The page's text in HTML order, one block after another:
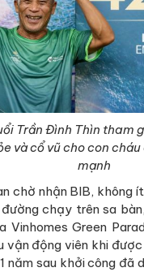
Trần Đình Thìn tham
và cổ vũ cho con
mạnh
chờ nhận BIB, không
đường chạy trên sa
Vinhomes Green
vận động viên khi
năm sau khởi công đã